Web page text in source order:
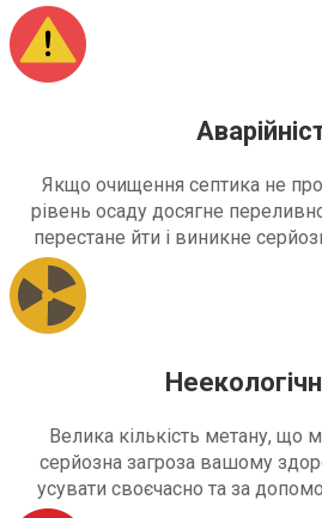
Якщо очищення септика не
рівень осаду досягне
перестане йти і виникне
Велика кількість метану, що
серйозна загроза вашому
усувати своєчасно та за